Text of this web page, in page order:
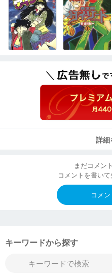
詳細
まだコメン
コメントを書い
コメ
キーワードから探す